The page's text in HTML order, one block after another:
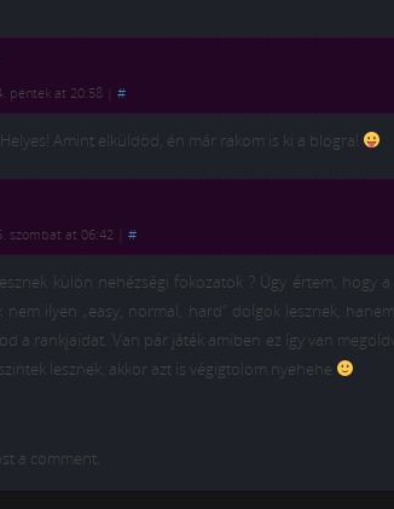
péntek at 20:58 #
Amint elküldöd, én már rakom is ki a blogra!
szombat at 06:42 #
külön nehézségi fokozatok ? Úgy értem, hogy
ilyen „easy, normal, hard” dolgok lesznek,
a rankjaidat. Van pár játék amiben ez így van
lesznek, akkor azt is végigtolom nyehehe
a comment.